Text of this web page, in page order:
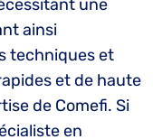
une
ainsi
techniques et
et de haute
de Comefi. Si
en